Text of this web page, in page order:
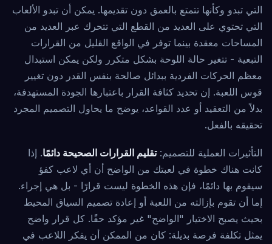
التي تبدو وكأنها تتمتع بالعمق دون تقديمها. يمكن أن تبدو الألعاب
التي تحتوي على العديد من القطع التي تتحرك عبر العديد من
المساحات معقدة بينما توفر في الواقع القليل من القرارات
التبعية - تتغير حالة اللوحة بشكل متكرر ولكن يمكن استبدال
معظم الحركات الفردية ببدائل صالحة بنفس القدر دون تغيير
قوس اللعبة. إن تحديد كثافة القرار باعتبارها الجودة المستهدفة،
بدلاً من التعقيد أو عدد القواعد، يوضح ما يحاول التصميم المجرد
تحقيقه بالفعل.
التأثيرات العملية للتصميم: تقليم القرارات الصحيحة دائمًا. إذا
كانت هناك خطوة في لعبتك من الواضح أن أي لاعب كفؤ
سيقوم بها دائمًا، فإن هذه الخطوة ليست قرارًا - بل هي إجراء.
إما أن تقوم بإزالته من اللعبة أو إعادة تصميم السياق المحيط
بحيث يصبح الاختيار "الواضح" غير مؤكد حقًا. كل قرار واضح
يمثل تكلفة فرصة بديلة: كان من الممكن أن يفكر اللاعب في